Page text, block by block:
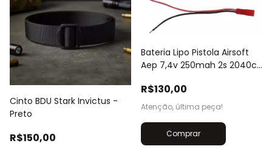
Cinto BDU Stark Invictus -
Preto
R$150,00
Bateria Lipo Pistola Airsoft
Aep 7,4v 250mah 2s 2040c
R$130,00
Atenção, última peça!